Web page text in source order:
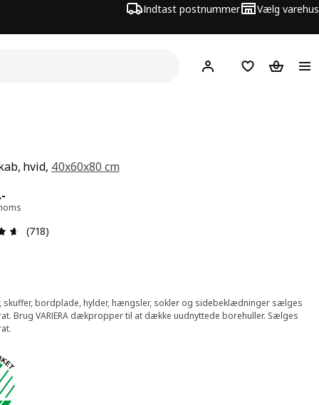
Indtast postnummer Vælg varehus
Hej! Log ind her
Huskeliste
Kurv
hvid, 40x60x80 cm
.-
Anmeldelse: 4.6 Ud af 5 Stjerner. Anmeldelser i alt: 718
(718)
skuffer, bordplade, hylder, hængsler, sokler og sidebeklædninger sælges
Brug VARIERA dækpropper til at dække uudnyttede borehuller. Sælges